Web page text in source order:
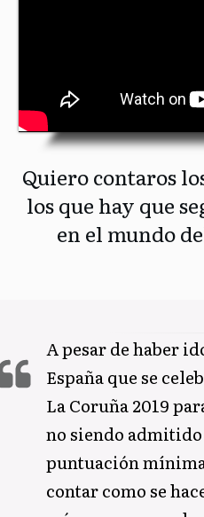
Quiero contaros
los que hay que
en el mundo
A pesar de haber
España que se
La Coruña 2019
no siendo
puntuación
contar como se